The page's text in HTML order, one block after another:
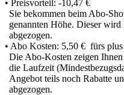
• Preisvorteil: -10,47 €
Sie bekommen beim Abo-
genannten Höhe. Dieser
abgezogen.
• Abo Kosten: 5,50 € fürs
Die Abo-Kosten zeigen
die Laufzeit
Angebot teils noch Rabatte
abgezogen.